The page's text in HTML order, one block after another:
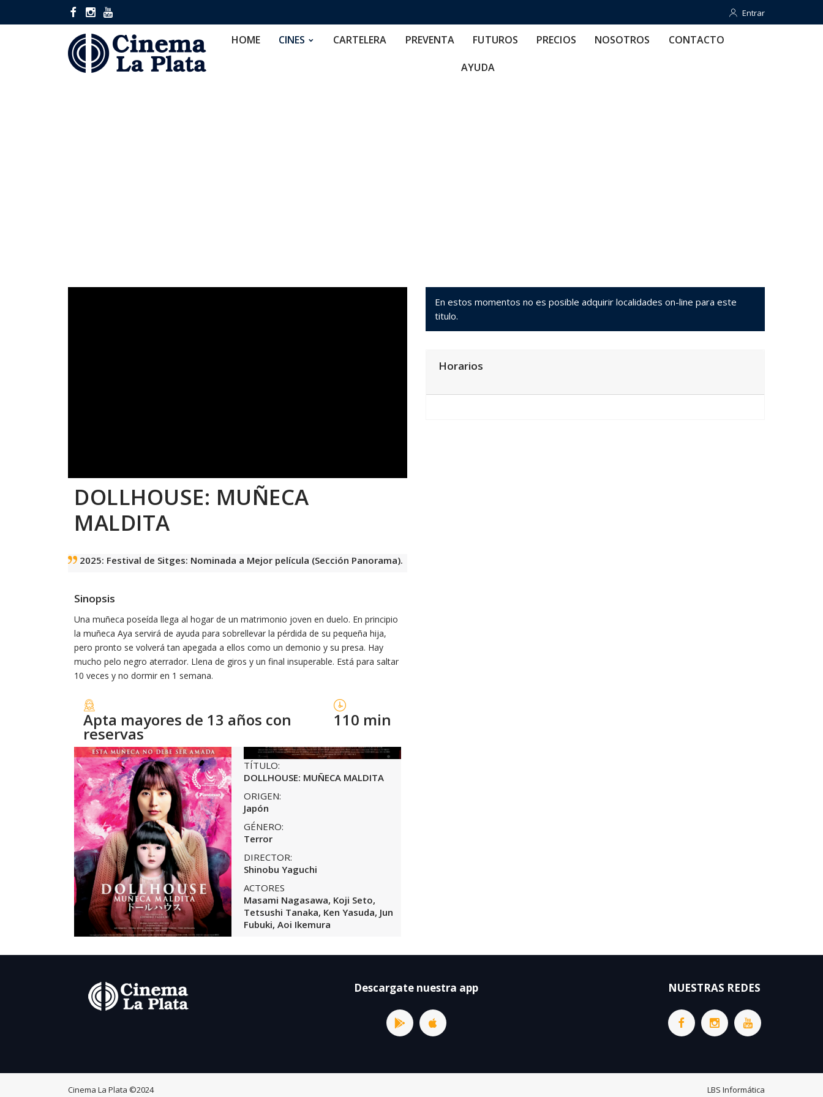
Entrar
Entrar
HOME CINES CARTELERA PREVENTA FUTUROS PRECIOS NOSOTROS CONTACTO
AYUDA
DOLLHOUSE: MUÑECA
MALDITA
2025: Festival de Sitges: Nominada a Mejor película (Sección Panorama).
Sinopsis
Una muñeca poseída llega al hogar de un matrimonio joven en duelo. En principio
la muñeca Aya servirá de ayuda para sobrellevar la pérdida de su pequeña hija,
pero pronto se volverá tan apegada a ellos como un demonio y su presa. Hay
mucho pelo negro aterrador. Llena de giros y un final insuperable. Está para saltar
10 veces y no dormir en 1 semana.
Apta mayores de 13 años con
reservas
110 min
TÍTULO:
DOLLHOUSE: MUÑECA MALDITA
ORIGEN:
Japón
GÉNERO:
Terror
DIRECTOR:
Shinobu Yaguchi
ACTORES
Masami Nagasawa, Koji Seto,
Tetsushi Tanaka, Ken Yasuda, Jun
Fubuki, Aoi Ikemura
En estos momentos no es posible adquirir localidades on-line para este
titulo.
Horarios
Descargate nuestra app NUESTRAS REDES
Cinema La Plata ©2024 LBS Informática